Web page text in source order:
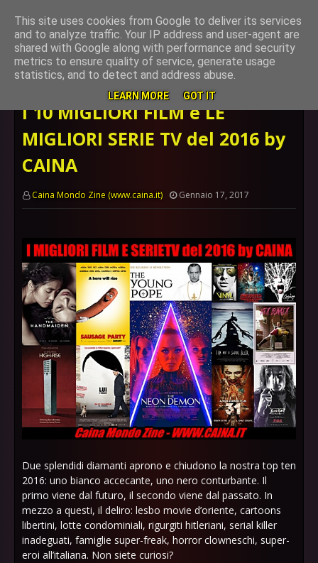
Home page mondocaina I 10 MIGLIORI FILM e LE MIGLIORI SERIE
TV del 2016 by CAINA
I 10 MIGLIORI FILM e LE
MIGLIORI SERIE TV del 2016 by
CAINA
Caina Mondo Zine (www.caina.it) Gennaio 17, 2017
Due splendidi diamanti aprono e chiudono la nostra top ten
2016: uno bianco accecante, uno nero conturbante. Il
primo viene dal futuro, il secondo viene dal passato. In
mezzo a questi, il deliro: lesbo movie d’oriente, cartoons
libertini, lotte condominiali, rigurgiti hitleriani, serial killer
inadeguati, famiglie super-freak, horror clowneschi, super-
eroi all’italiana. Non siete curiosi?
This site uses cookies from Google to deliver its services
and to analyze traffic. Your IP address and user-agent are
shared with Google along with performance and security
metrics to ensure quality of service, generate usage
statistics, and to detect and address abuse.
LEARN MORE GOT IT